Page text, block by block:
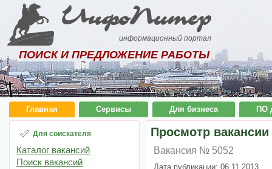
ИнфоПитер
информационный портал
ПОИСК И ПРЕДЛОЖЕНИЕ РАБОТЫ
Главная Сервисы Для бизнеса ПО
Для соискателя
Каталог вакансий
Поиск вакансий
Просмотр вакансии
Вакансия № 5052
Дата публикации: 06.11.2013